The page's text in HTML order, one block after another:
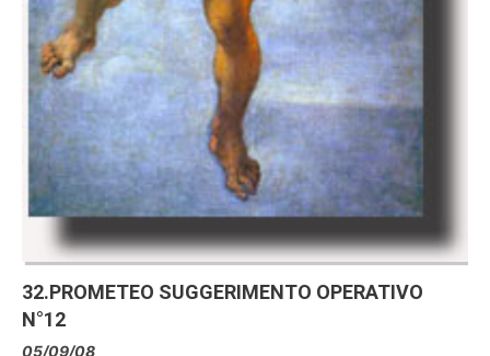
32.PROMETEO SUGGERIMENTO OPERATIVO
N°12
05/09/08